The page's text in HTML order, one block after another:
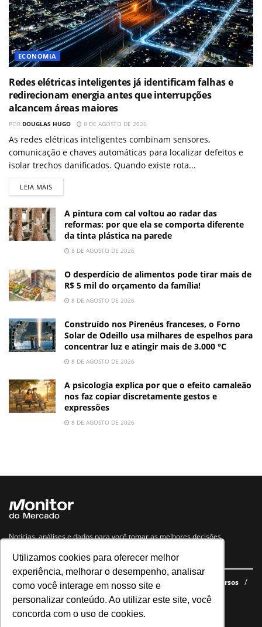
Utilizamos cookies para oferecer melhor
experiência, melhorar o desempenho, analisar
como você interage em nosso site e
personalizar conteúdo. Ao utilizar este site, você
concorda com o uso de cookies.
ECONOMIA
Redes elétricas inteligentes já identificam falhas e
redirecionam energia antes que interrupções
alcancem áreas maiores
POR DOUGLAS HUGO 8 DE AGOSTO DE 2026
As redes elétricas inteligentes combinam sensores,
comunicação e chaves automáticas para localizar defeitos e
isolar trechos danificados. Quando existe rota...
LEIA MAIS
A pintura com cal voltou ao radar das
reformas: por que ela se comporta diferente
da tinta plástica na parede
8 DE AGOSTO DE 2026
O desperdício de alimentos pode tirar mais de
R$ 5 mil do orçamento da família!
8 DE AGOSTO DE 2026
Construído nos Pirenéus franceses, o Forno
Solar de Odeillo usa milhares de espelhos para
concentrar luz e atingir mais de 3.000 °C
8 DE AGOSTO DE 2026
A psicologia explica por que o efeito camaleão
nos faz copiar discretamente gestos e
expressões
8 DE AGOSTO DE 2026
Notícias, análises e dados para você tomar as melhores decisões.
Navegue no site
Últimas notícias Quem somos E-books gratuitos
Cursos
Política de privacidade